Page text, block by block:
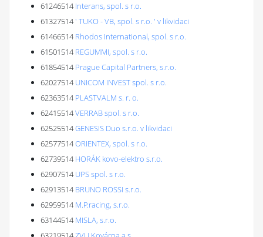
61246514 Interans, spol. s r.o.
61327514' TUKO - VB, spol. s r.o. ' v likvidaci
61466514 Rhodos International, spol. s r.o.
61501514 REGUMMI, spol. s r.o.
61854514 Prague Capital Partners, s.r.o.
62027514 UNICOM INVEST spol. s r.o.
62363514 PLASTVALM s. r. o.
62415514VERRAB spol. s r.o.
62525514GENESIS Duo s.r.o. v likvidaci
62577514ORIENTEX, spol. s r.o.
62739514 HORÁK kovo-elektro s.r.o.
62907514 UPS spol. s r.o.
62913514 BRUNO ROSSI s.r.o.
62959514 M.P.racing, s.r.o.
63144514 MISLA, s.r.o.